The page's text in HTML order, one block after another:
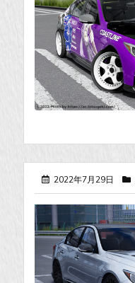
2022年7月29日